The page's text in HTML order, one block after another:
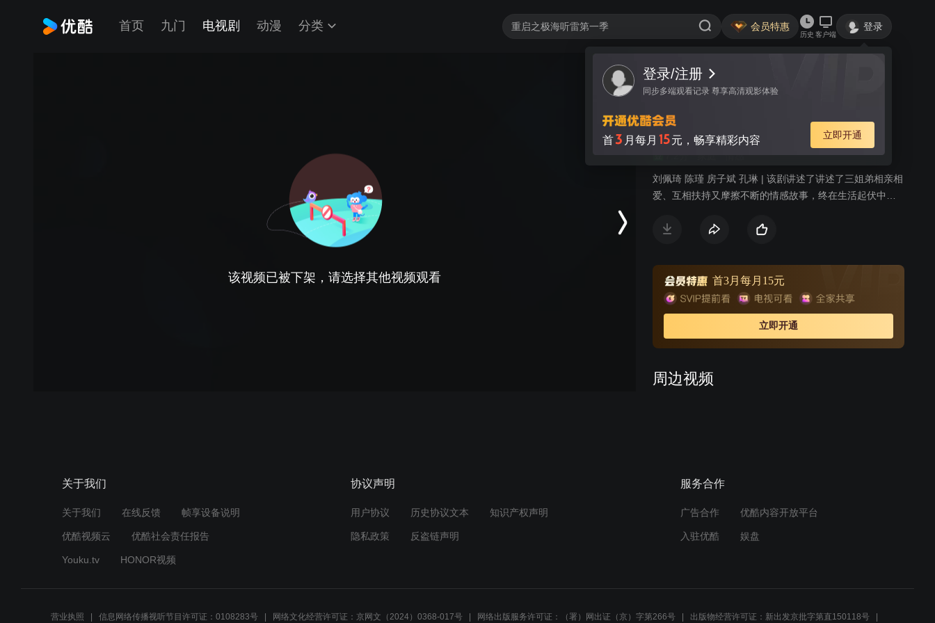
首页 九门 电视剧 动漫 分类 会员特惠
历史 客户端
登录
登录/注册
同步多端观看记录 尊享高清观影体验
首3 月每月 15元，畅享精彩内容 立即开通
该视频已被下架，请选择其他视频观看
视频 讨论
好好过日子
情感
刘佩琦 陈瑾 房子斌 孔琳 | 该剧讲述了讲述了三姐弟相亲相
爱、互相扶持又摩擦不断的情感故事，终在生活起伏中发
首3月每月15元
立即开通
周边视频
01:30
关于我们
关于我们 在线反馈 帧享设备说明
优酷视频云 优酷社会责任报告
Youku.tv HONOR视频
协议声明
用户协议 历史协议文本 知识产权声明
隐私政策 反盗链声明
服务合作
广告合作 优酷内容开放平台
入驻优酷 娱盘
营业执照 信息网络传播视听节目许可证：0108283号 网络文化经营许可证：京网文（2024）0368-017号 网络出版服务许可证：（署）网出证（京）字第266号 出版物经营许可证：新出发京批字第直150118号